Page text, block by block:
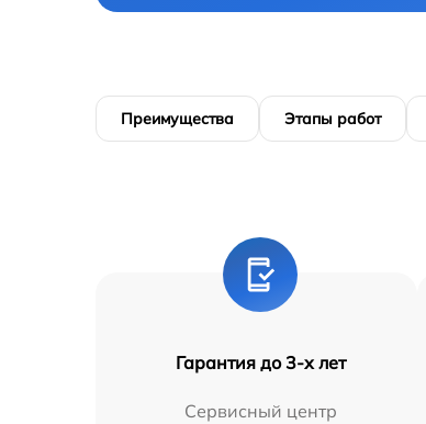
Преимущества Этапы работ
Гарантия до 3-х лет
Сервисный центр